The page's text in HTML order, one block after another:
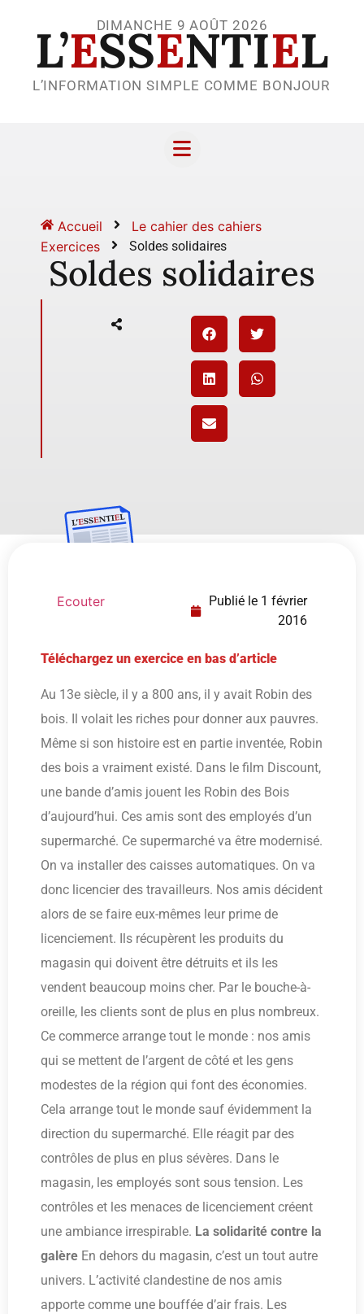
DIMANCHE 9 AOÛT 2026
L’ESSENTIEL
L’INFORMATION SIMPLE COMME BONJOUR
Accueil
Le cahier des cahiers
Exercices
Soldes solidaires
Soldes solidaires
Ecouter Publié le 1 février
2016
Téléchargez un exercice en bas d’article
Au 13e siècle, il y a 800 ans, il y avait Robin des
bois. Il volait les riches pour donner aux pauvres.
Même si son histoire est en partie inventée, Robin
des bois a vraiment existé. Dans le film Discount,
une bande d’amis jouent les Robin des Bois
d’aujourd’hui. Ces amis sont des employés d’un
supermarché. Ce supermarché va être modernisé.
On va installer des caisses automatiques. On va
donc licencier des travailleurs. Nos amis décident
alors de se faire eux-mêmes leur prime de
licenciement. Ils récupèrent les produits du
magasin qui doivent être détruits et ils les
vendent beaucoup moins cher. Par le bouche-à-
oreille, les clients sont de plus en plus nombreux.
Ce commerce arrange tout le monde : nos amis
qui se mettent de l’argent de côté et les gens
modestes de la région qui font des économies.
Cela arrange tout le monde sauf évidemment la
direction du supermarché. Elle réagit par des
contrôles de plus en plus sévères. Dans le
magasin, les employés sont sous tension. Les
contrôles et les menaces de licenciement créent
une ambiance irrespirable. La solidarité contre la
galère En dehors du magasin, c’est un tout autre
univers. L’activité clandestine de nos amis
apporte comme une bouffée d’air frais. Les